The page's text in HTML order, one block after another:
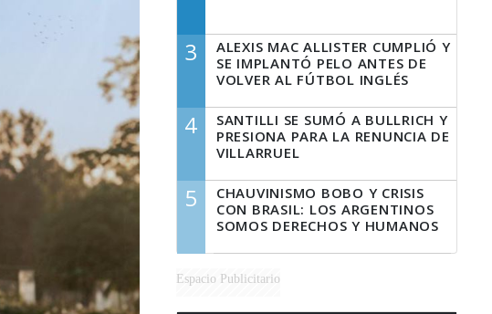
3
ALEXIS MAC ALLISTER CUMPLIÓ Y
SE IMPLANTÓ PELO ANTES DE
VOLVER AL FÚTBOL INGLÉS
4
SANTILLI SE SUMÓ A BULLRICH Y
PRESIONA PARA LA RENUNCIA DE
VILLARRUEL
5
CHAUVINISMO BOBO Y CRISIS
CON BRASIL: LOS ARGENTINOS
SOMOS DERECHOS Y HUMANOS
Espacio Publicitario